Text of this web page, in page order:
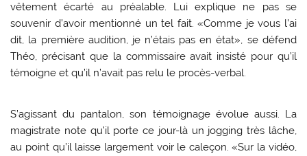
vêtement écarté au préalable. Lui explique ne pas se
souvenir d’avoir mentionné un tel fait. «Comme je vous l’ai
dit, la première audition, je n’étais pas en état», se défend
Théo, précisant que la commissaire avait insisté pour qu’il
témoigne et qu’il n’avait pas relu le procès-verbal.
S’agissant du pantalon, son témoignage évolue aussi. La
magistrate note qu’il porte ce jour-là un jogging très lâche,
au point qu’il laisse largement voir le caleçon. «Sur la vidéo,